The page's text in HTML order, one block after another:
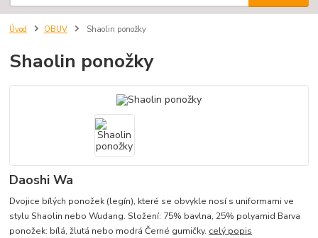
Úvod OBUV Shaolin ponožky
Shaolin ponožky
Daoshi Wa
Dvojice bílých ponožek (legín), které se obvykle nosí s uniformami ve
stylu Shaolin nebo Wudang. Složení: 75% bavlna, 25% polyamid Barva
ponožek: bílá, žlutá nebo modrá Černé gumičky. celý popis